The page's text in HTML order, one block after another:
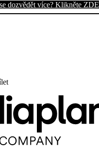
dozvědět více? Klikněte ZDE